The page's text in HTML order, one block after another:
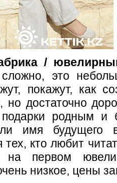
/
это
покажут, как
но достаточно
родным и
имя будущего
тех, кто любит
первом
низкое, цены